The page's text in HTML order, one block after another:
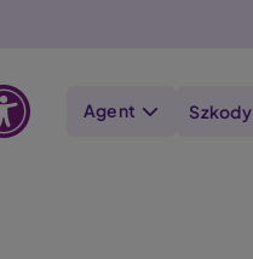
Agent Szkody